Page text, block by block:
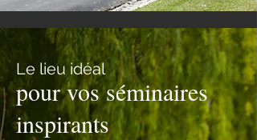
Le lieu idéal
pour vos séminaires
inspirants